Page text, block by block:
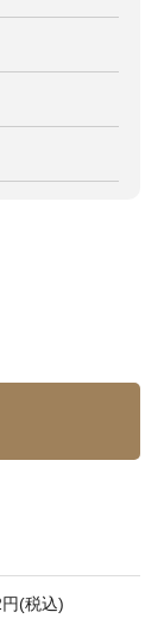
(税込)